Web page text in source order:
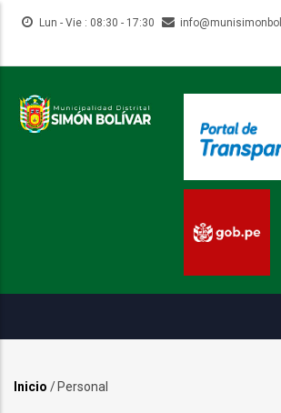
Pasar
contenido
Lun - Vie : 08:30 - 17:30
Inicio / Personal